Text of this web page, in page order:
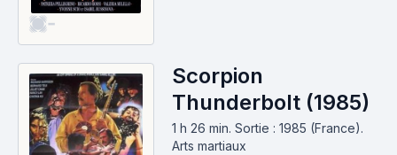
-
Scorpion
Thunderbolt (1985)
1 h 26 min. Sortie : 1985 (France).
Arts martiaux